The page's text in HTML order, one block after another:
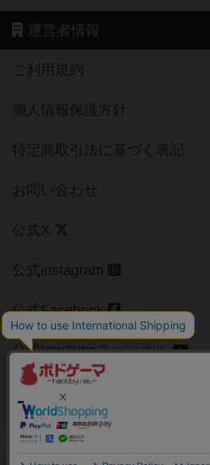
運営者情報
ご利用規約
個人情報保護方針
特定商取引法に基づく表記
お問い合わせ
公式X
公式instagram
公式Facebook
公式YouTubeチャンネル